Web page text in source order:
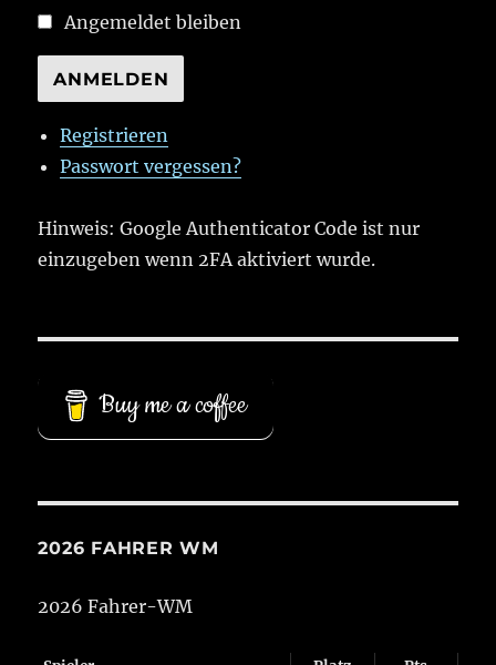
Angemeldet bleiben
ANMELDEN
Registrieren
Passwort vergessen?
Hinweis: Google Authenticator Code ist nur
einzugeben wenn 2FA aktiviert wurde.
Buy me a coffee
2026 FAHRER WM
2026 Fahrer-WM